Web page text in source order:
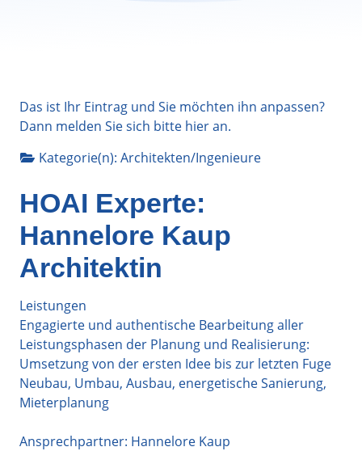
Das ist Ihr Eintrag und Sie möchten ihn anpassen?
Dann melden Sie sich bitte hieran.
Kategorie(n): Architekten/Ingenieure
HOAI Experte:
Hannelore Kaup
Architektin
Leistungen
Engagierte und authentische Bearbeitung aller
Leistungsphasen der Planung und Realisierung:
Umsetzung von der ersten Idee bis zur letzten Fuge
Neubau, Umbau, Ausbau, energetische Sanierung,
Mieterplanung
Ansprechpartner: Hannelore Kaup